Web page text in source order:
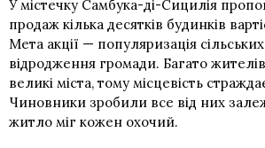
У містечку Самбука-ді-Сицилія
продаж кілька десятків будинків
Мета акції — популяризація сільських
відродження громади. Багато
великі міста, тому місцевість
Чиновники зробили все від них
житло міг кожен охочий.